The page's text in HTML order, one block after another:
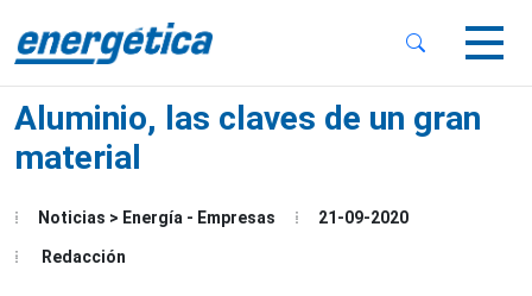
Menu
Aluminio, las claves de un gran
material
Noticias > Energía - Empresas 21-09-2020
Redacción